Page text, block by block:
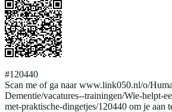
#120440
Scan me of ga naar www.link050.nl/o/
Dementie/vacatures--trainingen/Wie-helpt-
met-praktische-dingetjes/120440 om je aan